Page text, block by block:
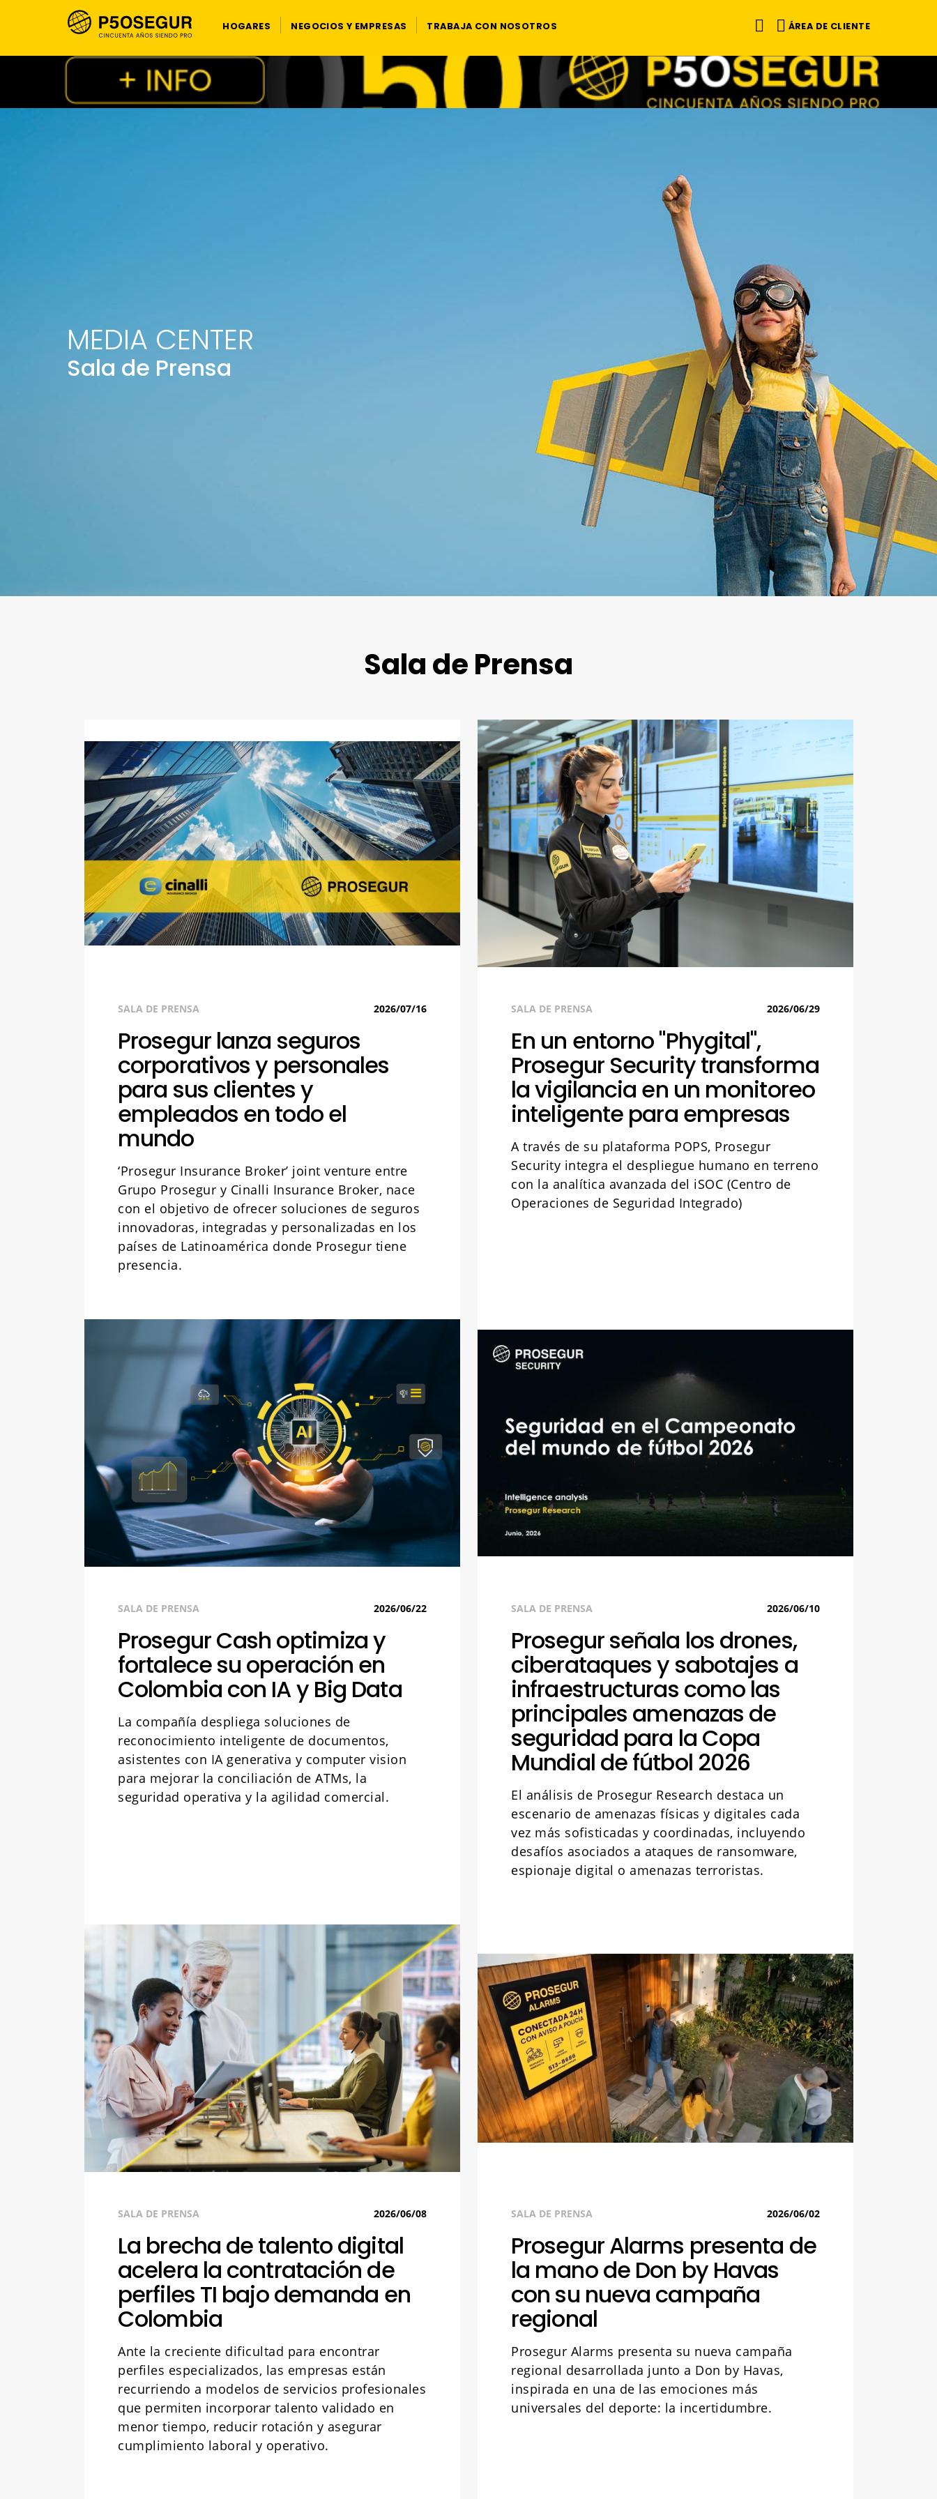
HOGARES NEGOCIOS Y EMPRESAS TRABAJA CON NOSOTROS ÁREA DE CLIENTE
MEDIA CENTER
Sala de Prensa
Sala de Prensa
SALA DE PRENSA 2026/07/16
Prosegur lanza seguros
corporativos y personales
para sus clientes y
empleados en todo el
mundo
‘Prosegur Insurance Broker’ joint venture entre
Grupo Prosegur y Cinalli Insurance Broker, nace
con el objetivo de ofrecer soluciones de seguros
innovadoras, integradas y personalizadas en los
países de Latinoamérica donde Prosegur tiene
presencia.
SALA DE PRENSA 2026/06/29
En un entorno "Phygital",
Prosegur Security transforma
la vigilancia en un monitoreo
inteligente para empresas
A través de su plataforma POPS, Prosegur
Security integra el despliegue humano en terreno
con la analítica avanzada del iSOC (Centro de
Operaciones de Seguridad Integrado)
SALA DE PRENSA 2026/06/22
Prosegur Cash optimiza y
fortalece su operación en
Colombia con IA y Big Data
La compañía despliega soluciones de
reconocimiento inteligente de documentos,
asistentes con IA generativa y computer vision
para mejorar la conciliación de ATMs, la
seguridad operativa y la agilidad comercial.
SALA DE PRENSA 2026/06/10
Prosegur señala los drones,
ciberataques y sabotajes a
infraestructuras como las
principales amenazas de
seguridad para la Copa
Mundial de fútbol 2026
El análisis de Prosegur Research destaca un
escenario de amenazas físicas y digitales cada
vez más sofisticadas y coordinadas, incluyendo
desafíos asociados a ataques de ransomware,
espionaje digital o amenazas terroristas.
SALA DE PRENSA 2026/06/08
La brecha de talento digital
acelera la contratación de
perfiles TI bajo demanda en
Colombia
Ante la creciente dificultad para encontrar
perfiles especializados, las empresas están
recurriendo a modelos de servicios profesionales
que permiten incorporar talento validado en
menor tiempo, reducir rotación y asegurar
cumplimiento laboral y operativo.
SALA DE PRENSA 2026/06/02
Prosegur Alarms presenta de
la mano de Don by Havas
con su nueva campaña
regional
Prosegur Alarms presenta su nueva campaña
regional desarrollada junto a Don by Havas,
inspirada en una de las emociones más
universales del deporte: la incertidumbre.